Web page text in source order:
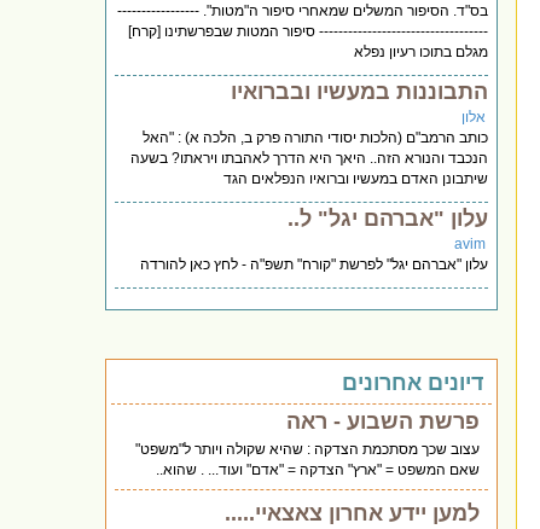
בס"ד. הסיפור המשלים שמאחרי סיפור ה"מטות". -----------------
----------------------------------- סיפור המטות שבפרשתינו [קרח]
מגלם בתוכו רעיון נפלא
התבוננות במעשיו ובברואיו
אלון
כותב הרמב"ם (הלכות יסודי התורה פרק ב, הלכה א) : "האל
הנכבד והנורא הזה.. היאך היא הדרך לאהבתו ויראתו? בשעה
שיתבונן האדם במעשיו וברואיו הנפלאים הגד
עלון "אברהם יגל" ל..
avim
עלון "אברהם יגל" לפרשת "קורח" תשפ"ה - לחץ כאן להורדה
דיונים אחרונים
פרשת השבוע - ראה
עצוב שכך מסתכמת הצדקה : שהיא שקולה ויותר ל"משפט"
שאם המשפט = "ארץ" הצדקה = "אדם" ועוד... . שהוא..
למען יידע אחרון צאצאיי.....